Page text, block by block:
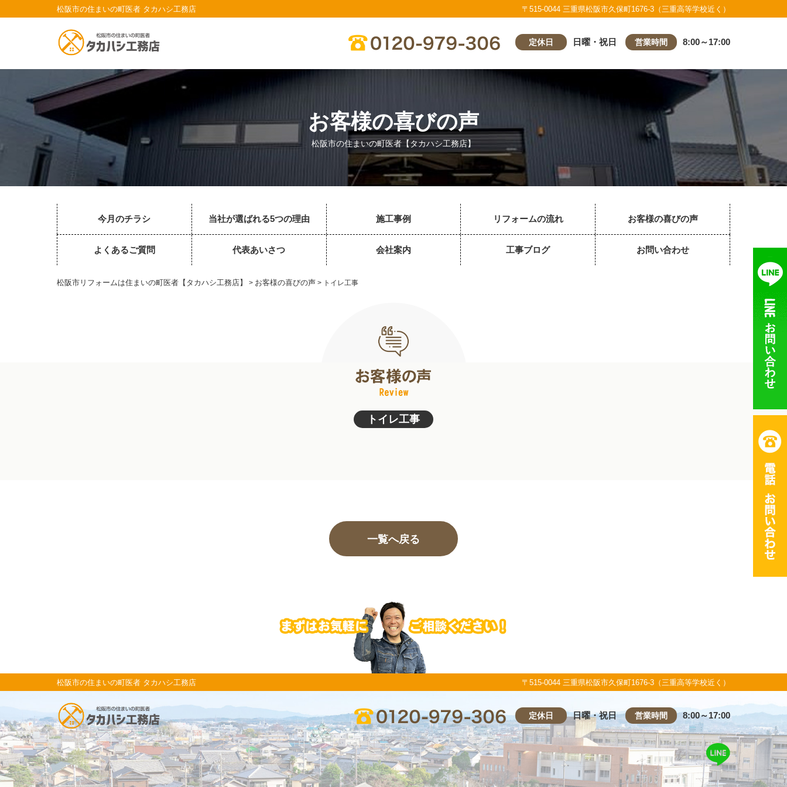
松阪市の住まいの町医者 タカハシ工務店 〒515-0044 三重県松阪市久保町1676-3（三重高等学校近く）
営業時間 8:00～17:00
定休日 日曜・祝日
お客様の喜びの声
松阪市の住まいの町医者【タカハシ工務店】
今月のチラシ 当社が選ばれる5つの理由 施工事例 リフォームの流れ お客様の喜びの声
よくあるご質問 代表あいさつ 会社案内 工事ブログ お問い合わせ
松阪市リフォームは住まいの町医者【タカハシ工務店】 > お客様の喜びの声 > トイレ工事
トイレ工事
一覧へ戻る
松阪市の住まいの町医者 タカハシ工務店 〒515-0044 三重県松阪市久保町1676-3（三重高等学校近く）
営業時間 8:00～17:00
定休日 日曜・祝日